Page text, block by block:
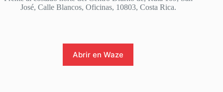
José, Calle Blancos, Oficinas, 10803, Costa Rica.
Abrir en Waze